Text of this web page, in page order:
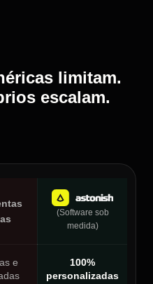
limitam.
escalam.
(Software sob
medida)
e
100%
personalizadas